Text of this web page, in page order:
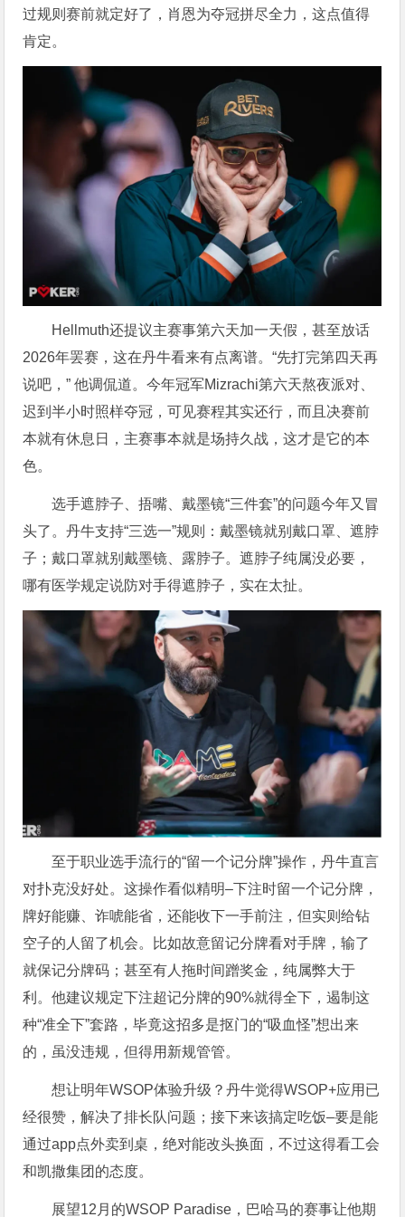
过规则赛前就定好了，肖恩为夺冠拼尽全力，这点值得
肯定。
Hellmuth还提议主赛事第六天加一天假，甚至放话
2026年罢赛，这在丹牛看来有点离谱。“先打完第四天再
说吧，” 他调侃道。今年冠军Mizrachi第六天熬夜派对、
迟到半小时照样夺冠，可见赛程其实还行，而且决赛前
本就有休息日，主赛事本就是场持久战，这才是它的本
色。
选手遮脖子、捂嘴、戴墨镜“三件套”的问题今年又冒
头了。丹牛支持“三选一”规则：戴墨镜就别戴口罩、遮脖
子；戴口罩就别戴墨镜、露脖子。遮脖子纯属没必要，
哪有医学规定说防对手得遮脖子，实在太扯。
至于职业选手流行的“留一个记分牌”操作，丹牛直言
对扑克没好处。这操作看似精明–下注时留一个记分牌，
牌好能赚、诈唬能省，还能收下一手前注，但实则给钻
空子的人留了机会。比如故意留记分牌看对手牌，输了
就保记分牌码；甚至有人拖时间蹭奖金，纯属弊大于
利。他建议规定下注超记分牌的90%就得全下，遏制这
种“准全下”套路，毕竟这招多是抠门的“吸血怪”想出来
的，虽没违规，但得用新规管管。
想让明年WSOP体验升级？丹牛觉得WSOP+应用已
经很赞，解决了排长队问题；接下来该搞定吃饭–要是能
通过app点外卖到桌，绝对能改头换面，不过这得看工会
和凯撒集团 的态度。
展望12月的WSOP Paradise， 巴哈马的赛事让他期